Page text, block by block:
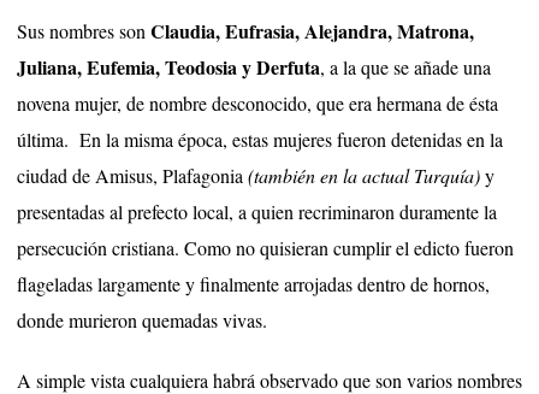
Sus nombres son Claudia, Eufrasia, Alejandra, Matrona,
Juliana, Eufemia, Teodosia y Derfuta, a la que se añade una
novena mujer, de nombre desconocido, que era hermana de ésta
última. En la misma época, estas mujeres fueron detenidas en la
ciudad de Amisus, Plafagonia (también en la actual Turquía)y
presentadas al prefecto local, a quien recriminaron duramente la
persecución cristiana. Como no quisieran cumplir el edicto fueron
flageladas largamente y finalmente arrojadas dentro de hornos,
donde murieron quemadas vivas.
A simple vista cualquiera habrá observado que son varios nombres